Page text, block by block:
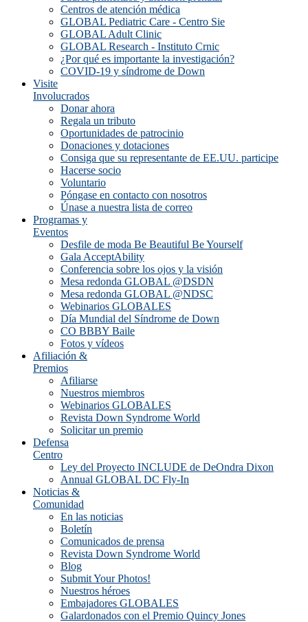
Centros de atención médica
GLOBAL Pediatric Care - Centro Sie
GLOBAL Adult Clinic
GLOBAL Research - Instituto Crnic
¿Por qué es importante la investigación?
COVID-19 y síndrome de Down
Visite
Involucrados
Donar ahora
Regala un tributo
Oportunidades de patrocinio
Donaciones y dotaciones
Consiga que su representante de EE.UU. participe
Hacerse socio
Voluntario
Póngase en contacto con nosotros
Únase a nuestra lista de correo
Programas y
Eventos
Desfile de moda Be Beautiful Be Yourself
Gala AcceptAbility
Conferencia sobre los ojos y la visión
Mesa redonda GLOBAL @DSDN
Mesa redonda GLOBAL @NDSC
Webinarios GLOBALES
Día Mundial del Síndrome de Down
CO BBBY Baile
Fotos y vídeos
Afiliación &
Premios
Afiliarse
Nuestros miembros
Webinarios GLOBALES
Revista Down Syndrome World
Solicitar un premio
Defensa
Centro
Ley del Proyecto INCLUDE de DeOndra Dixon
Annual GLOBAL DC Fly-In
Noticias &
Comunidad
En las noticias
Boletín
Comunicados de prensa
Revista Down Syndrome World
Blog
Submit Your Photos!
Nuestros héroes
Embajadores GLOBALES
Galardonados con el Premio Quincy Jones